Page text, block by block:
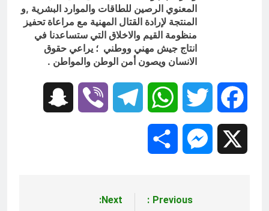
المعنوي الرصين للطاقات والموارد البشرية ,و
المنتجة لإرادة القتال المهنية مع مراعاة تحفيز
منظومة القيم والاخلاق التي ستساعدنا في
انتاج جيش مهني ووطني ؛ يراعي حقوق
الانسان ويصون أمن الوطن والمواطن .
Facebook
Twitter
WhatsApp
Telegram
Viber
Messenger
Previous:
Next: